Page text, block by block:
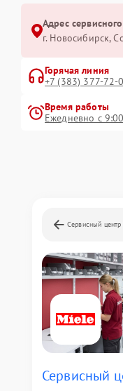
Адрес
г. Новосибирск,
Горячая линия
+7 (383) 377-72-
Время работы
Ежедневно с
Сервисный
Сервисный